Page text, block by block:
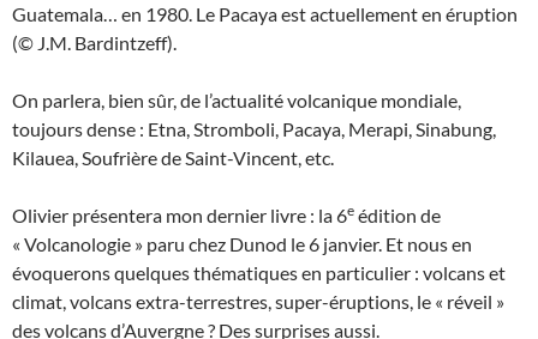
Guatemala… en 1980. Le Pacaya est actuellement en éruption
(© J.M. Bardintzeff).
On parlera, bien sûr, de l’actualité volcanique mondiale,
toujours dense : Etna, Stromboli, Pacaya, Merapi, Sinabung,
Kilauea, Soufrière de Saint-Vincent, etc.
Olivier présentera mon dernier livre : la 6e édition de
« Volcanologie » paru chez Dunod le 6 janvier. Et nous en
évoquerons quelques thématiques en particulier : volcans et
climat, volcans extra-terrestres, super-éruptions, le « réveil »
des volcans d’Auvergne ? Des surprises aussi.